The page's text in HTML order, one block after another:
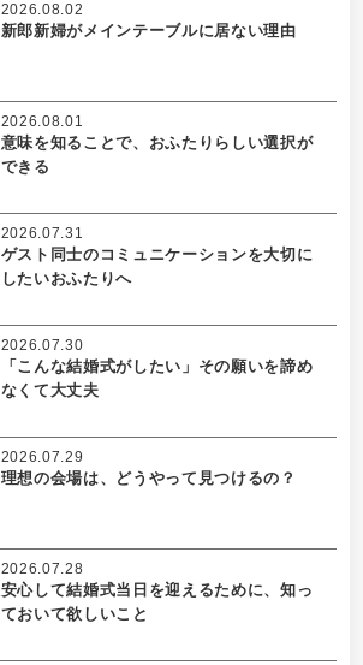
新郎新婦がメインテーブルに居ない理由
2026.08.02
意味を知ることで、おふたりらしい選択が
できる
2026.08.01
ゲスト同士のコミュニケーションを大切に
したいおふたりへ
2026.07.31
「こんな結婚式がしたい」その願いを諦め
なくて大丈夫
2026.07.30
理想の会場は、どうやって見つけるの？
2026.07.29
安心して結婚式当日を迎えるために、知っ
ておいて欲しいこと
2026.07.28